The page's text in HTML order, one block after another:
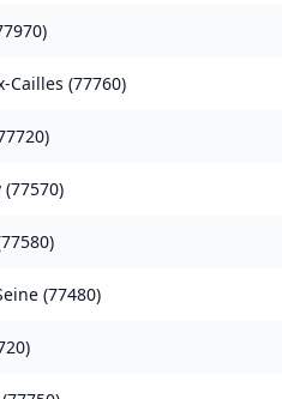
)
Cailles (77760)
)
(77570)
77580)
(77480)
)